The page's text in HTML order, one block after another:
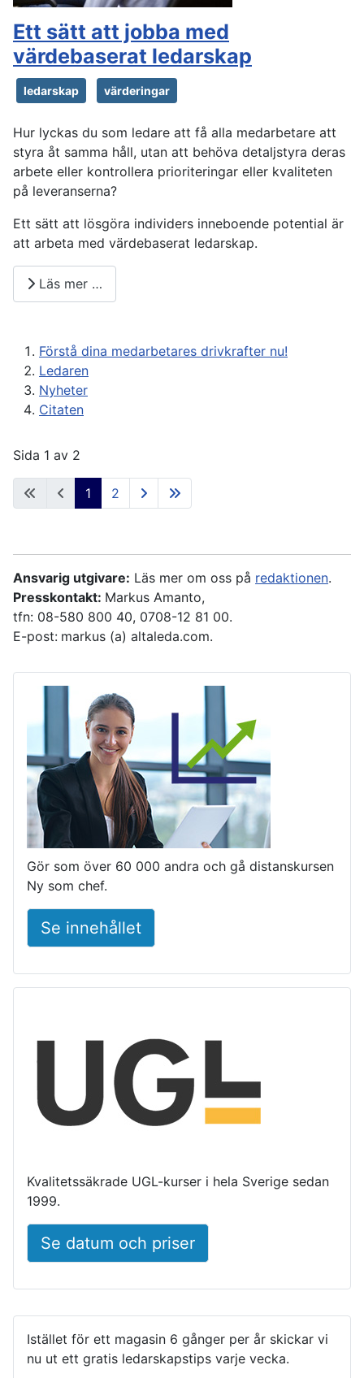
Gör som över 60 000 andra och gå distanskursen
Ny som chef.
Se innehållet
Kvalitetssäkrade UGL-kurser i hela Sverige sedan
1999.
Se datum och priser
Ett sätt att jobba med
värdebaserat ledarskap
ledarskap värderingar
Hur lyckas du som ledare att få alla medarbetare att
styra åt samma håll, utan att behöva detaljstyra deras
arbete eller kontrollera prioriteringar eller kvaliteten
på leveranserna?
Ett sätt att lösgöra individers inneboende potential är
att arbeta med värdebaserat ledarskap.
Läs mer …
Förstå dina medarbetares drivkrafter nu!
Ledaren
Nyheter
Citaten
Sida 1 av 2
1 2
Ansvarig utgivare: Läs mer om oss på redaktionen.
Presskontakt: Markus Amanto,
tfn: 08-580 800 40, 0708-12 81 00.
E-post: markus (a) altaleda.com.
Istället för ett magasin 6 gånger per år skickar vi
nu ut ett gratis ledarskapstips varje vecka.